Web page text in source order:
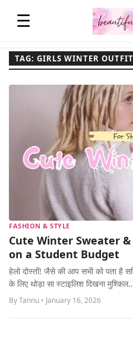
☰
LIFESTYLE
FASHION & STYLE
CONTACT NAME IDEAS
MORE
TAG: GIRLS WINTER
FASHION & STYLE
Cute Winter Sweater
on a Student Budget
हेलो दोस्तों! जैसे की आप सभी को पता है
के लिए थोड़ा सा स्टाइलिश दिखना
By Tannu • January 16, 2026